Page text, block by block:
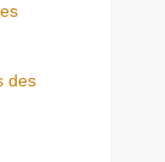
des